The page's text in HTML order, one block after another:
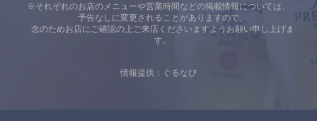
※それぞれのお店のメニューや営業時間などの掲載情報については、
予告なしに変更されることがありますので、
念のためお店にご確認の上ご来店くださいますようお願い申し上げま
す。
情報提供：ぐるなび